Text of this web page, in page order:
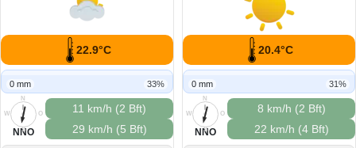
22.9°C
0 mm 33%
N
O
S
W
NNO
11 km/h (2 Bft)
29 km/h (5 Bft)
20.4°C
0 mm 31%
N
O
S
W
NNO
8 km/h (2 Bft)
22 km/h (4 Bft)